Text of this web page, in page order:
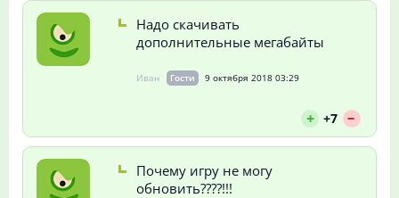
Надо скачивать
дополнительные мегабайты
Иван Гости 9 октября 2018 03:29
+ +7 --
Почему игру не могу
обновить????!!!